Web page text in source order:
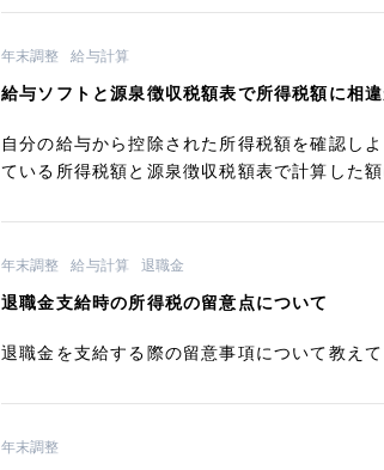
年末調整 給与計算
給与ソフトと源泉徴収税額表で所得税額に相
自分の給与から控除された所得税額を確認し
ている所得税額と源泉徴収税額表で計算した
年末調整 給与計算 退職金
退職金支給時の所得税の留意点について
退職金を支給する際の留意事項について教えて
年末調整